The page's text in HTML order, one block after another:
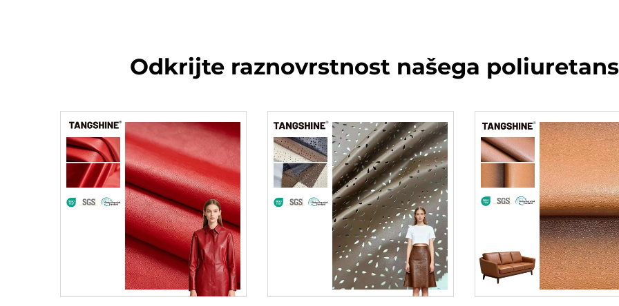
Odkrijte raznovrstnost našega